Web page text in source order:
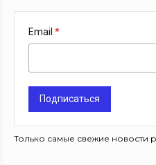
Email
Подписаться
Только самые свежие новости